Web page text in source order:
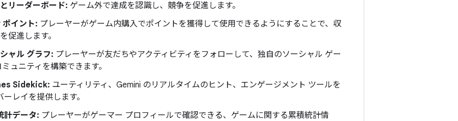
リーダーボード: ゲーム外で達成を認識し、競争を促進します。
ポイント: プレーヤーがゲーム内購入でポイントを獲得して使用できるようにすることで、収
促進します。
ャル グラフ: プレーヤーが友だちやアクティビティをフォローして、独自のソーシャル ゲー
ュニティを構築できます。
Sidekick: ユーティリティ、Gemini のリアルタイムのヒント、エンゲージメント ツールを
レイを提供します。
計データ: プレーヤーがゲーマー プロフィールで確認できる、ゲームに関する累積統計情